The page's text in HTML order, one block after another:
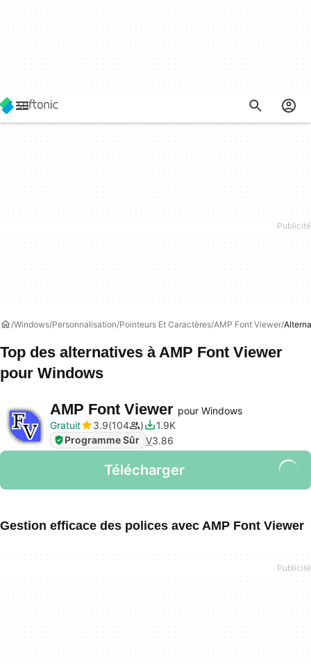
Windows Personnalisation Pointeurs Et Caractères AMP Font Viewer
Top des alternatives àAMP Font Viewer
pour Windows
AMP Font Viewer pour Windows
Gratuit
3.9 104
1.9K
Programme Sûr V3.86
Télécharger
Gestion efficace des polices avec AMP Font Viewer